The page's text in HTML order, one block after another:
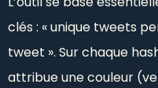
clés : « unique tweets
tweet ». Sur chaque
attribue une couleur